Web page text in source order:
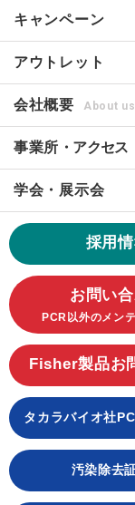
キャンペーン
アウトレット
会社概要 About us
事業所 ・アクセス
学会・展示会
採用
お問い
PCR以外のメン
Fisher製品お
タカラバイオ社
汚染除去